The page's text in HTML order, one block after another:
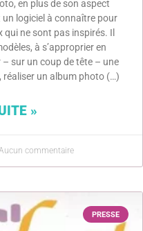
en plus de son aspect
logiciel à connaître pour
qui ne sont pas inspirés. Il
à s’approprier en
sur un coup de tête – une
réaliser un album photo (…)
»
commentaire
PRESSE